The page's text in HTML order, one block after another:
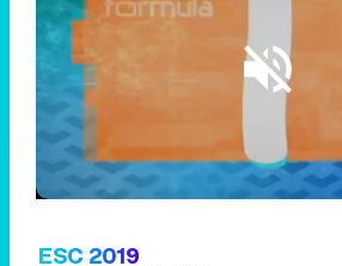
Unmute /
Loaded
ESC 2019